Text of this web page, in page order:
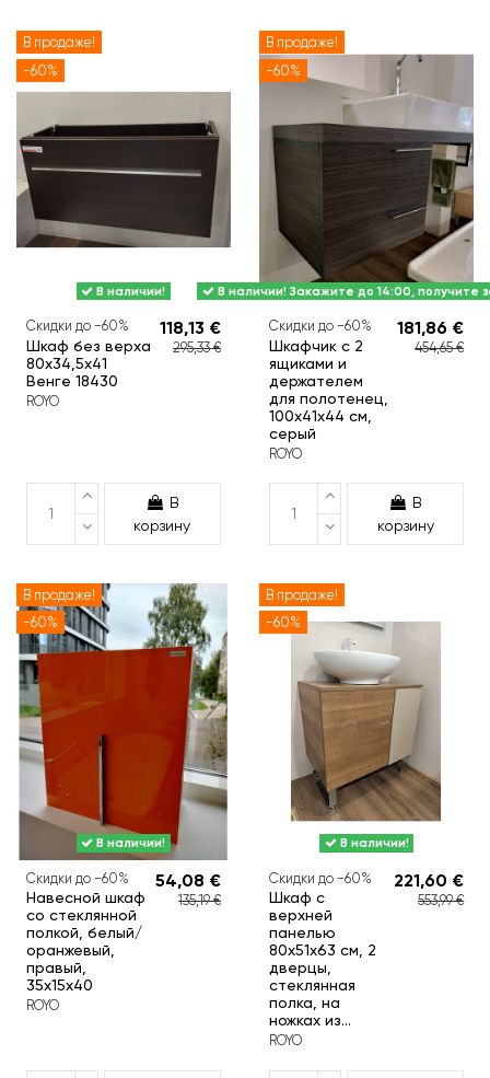
В продаже!
-60%
В наличии!
Скидки до −60%
Шкаф без верха
80х34,5х41
Венге 18430
ROYO
118,13 €
295,33 €
В
корзину
В продаже!
-60%
В наличии! Закажите до 14:00, получите
Скидки до −60%
Шкафчик с 2
ящиками и
держателем
для полотенец,
100x41x44 см,
серый
ROYO
181,86 €
454,65 €
В
корзину
В продаже!
-60%
В наличии!
Скидки до −60%
Навесной шкаф
со стеклянной
полкой, белый/
оранжевый,
правый,
35x15x40
ROYO
54,08 €
135,19 €
В продаже!
-60%
В наличии!
Скидки до −60%
Шкаф с
верхней
панелью
80x51x63 см, 2
дверцы,
стеклянная
полка, на
ножках из...
ROYO
221,60 €
553,99 €